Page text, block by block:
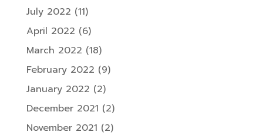
July 2022 (11)
April 2022 (6)
March 2022 (18)
February 2022 (9)
January 2022 (2)
December 2021 (2)
November 2021 (2)